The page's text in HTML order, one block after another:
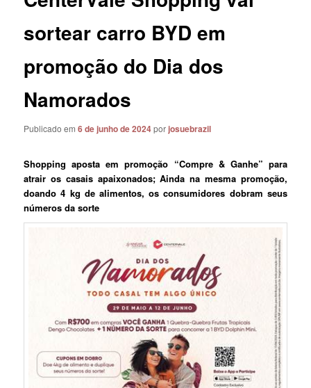
sortear carro BYD em
promoção do Dia dos
Namorados
Publicado em6 de junho de 2024porjosuebrazil
Shopping aposta em promoção “Compre & Ganhe” para
atrair os casais apaixonados; Ainda na mesma promoção,
doando 4 kg de alimentos, os consumidores dobram seus
números da sorte